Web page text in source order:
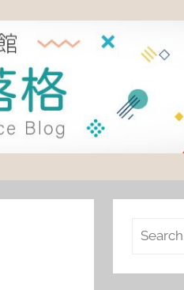
搜